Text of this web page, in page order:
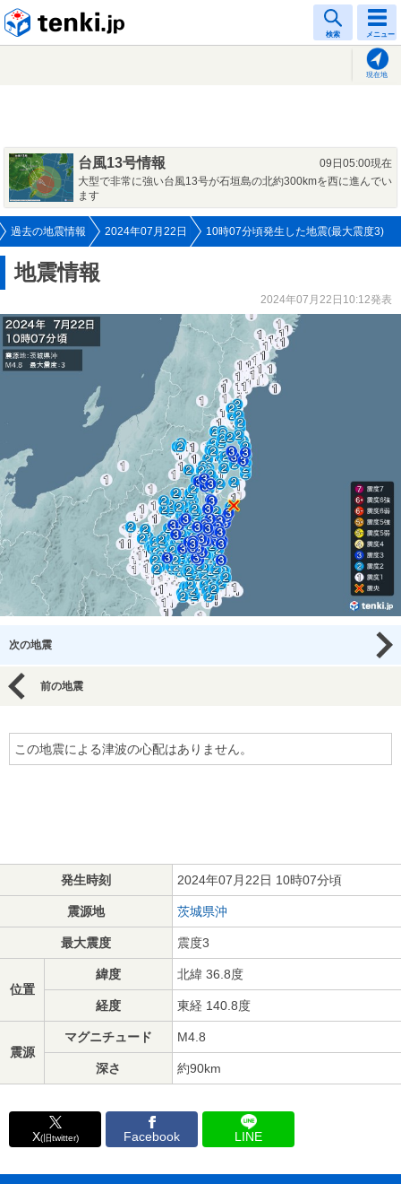
検索 メニュー
現在地
台風13号情報
09日05:00現在
大型で非常に強い台風13号が石垣島の北約300kmを西に進んでい
ます
過去の地震情報 2024年07月22日 10時07分頃発生した地震(最大震度3)
地震情報
2024年07月22日10:12発表
次の地震
前の地震
この地震による津波の心配はありません。
発生時刻 2024年07月22日 10時07分頃
震源地 茨城県沖
最大震度 震度3
位置
緯度 北緯 36.8度
経度 東経 140.8度
震源
マグニチュード M4.8
深さ 約90km
X(旧twitter) Facebook LINE